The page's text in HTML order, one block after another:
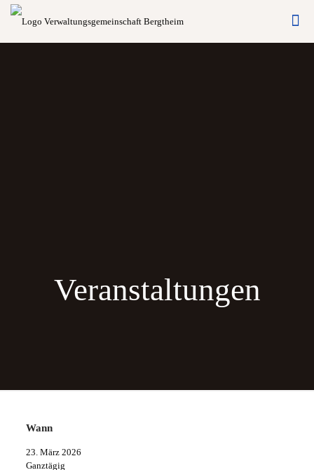
Veranstaltungen
Wann
23. März 2026
Ganztägig